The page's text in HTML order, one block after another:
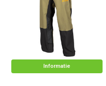
Informatie